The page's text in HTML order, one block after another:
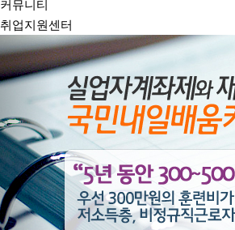
커뮤니티
취업지원센터
Previous